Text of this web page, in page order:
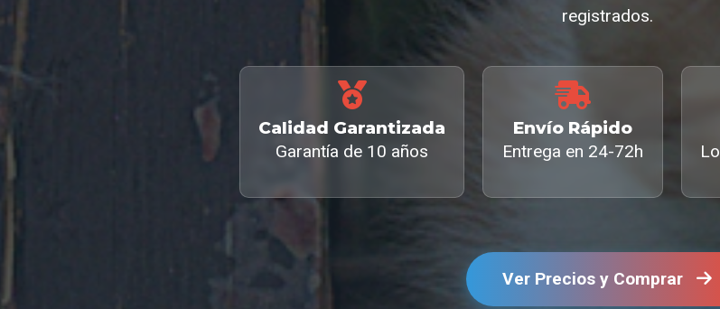
registrados.
Calidad Garantizada
Garantía de 10 años
Envío Rápido
Entrega en 24-72h
Ver Precios y Comprar